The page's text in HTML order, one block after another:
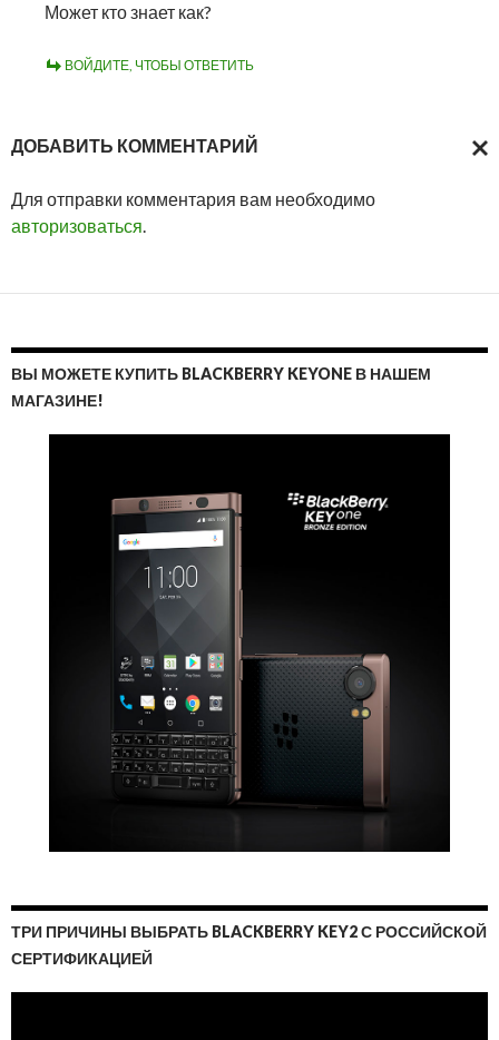
Может кто знает как?
ВОЙДИТЕ, ЧТОБЫ ОТВЕТИТЬ
ДОБАВИТЬ КОММЕНТАРИЙ
Для отправки комментария вам необходимо
авторизоваться.
ВЫ МОЖЕТЕ КУПИТЬ BLACKBERRY KEYONE В НАШЕМ
МАГАЗИНЕ!
ТРИ ПРИЧИНЫ ВЫБРАТЬ BLACKBERRY KEY2 С РОССИЙСКОЙ
СЕРТИФИКАЦИЕЙ